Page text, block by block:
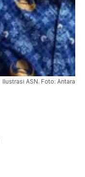
Ilustrasi ASN. Foto: Antara